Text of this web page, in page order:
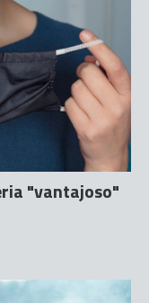
"vantajoso"